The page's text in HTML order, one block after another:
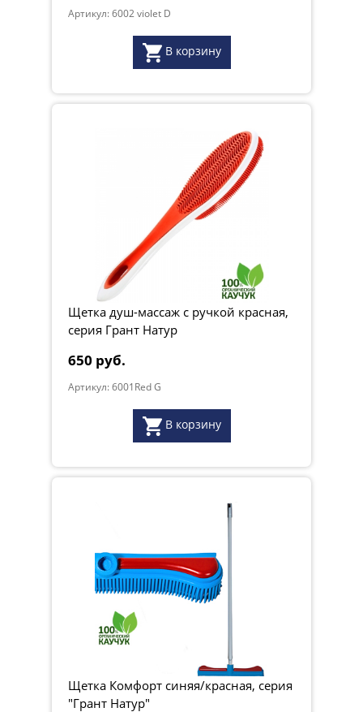
Артикул: 6002 violet D
В корзину
Щетка душ-массаж с ручкой красная,
серия Грант Натур
650 руб.
Артикул: 6001Red G
В корзину
Щетка Комфорт синяя/красная, серия
"Грант Натур"